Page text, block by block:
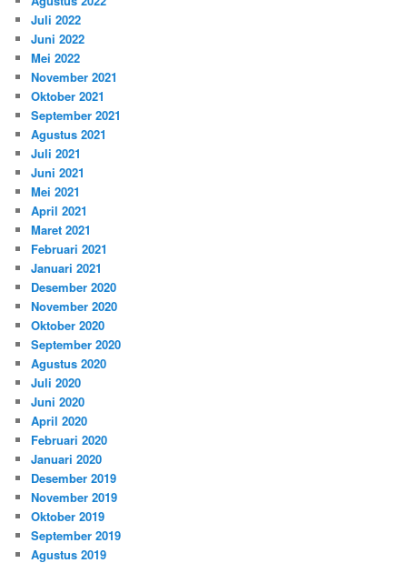
Juli 2022
Juni 2022
Mei 2022
November 2021
Oktober 2021
September 2021
Agustus 2021
Juli 2021
Juni 2021
Mei 2021
April 2021
Maret 2021
Februari 2021
Januari 2021
Desember 2020
November 2020
Oktober 2020
September 2020
Agustus 2020
Juli 2020
Juni 2020
April 2020
Februari 2020
Januari 2020
Desember 2019
November 2019
Oktober 2019
September 2019
Agustus 2019